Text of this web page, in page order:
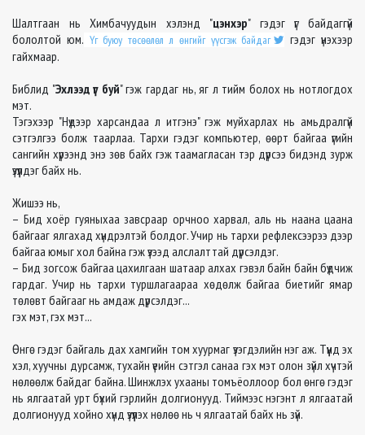
Шалтгаан нь Химбачуудын хэлэнд "цэнхэр" гэдэг үг байдаггүй
бололтой юм. Үг буюу төсөөлөл л өнгийг үүсгэж байдаг
гэдэг үнэхээр
гайхмаар.
Библид "Эхлээд үг буй" гэж гардаг нь, яг л тийм болох нь нотлогдох
мэт.
Тэгэхээр "Нүдээр харсандаа л итгэнэ" гэж муйхарлах нь амьдралгүй
сэтгэлгээ болж таарлаа. Тархи гэдэг компьютер, өөрт байгаа үгийн
сангийн хүрээнд энэ зөв байх гэж таамагласан тэр дүрсээ бидэнд зурж
үзүүлдэг байх нь.
Жишээ нь,
– Бид хоёр гуяныхаа завсраар орчноо харвал, аль нь наана цаана
байгааг ялгахад хүндрэлтэй болдог. Учир нь тархи рефлексээрээ дээр
байгаа юмыг хол байна гэж үзээд алслалттай дүрсэлдэг.
– Бид зогсож байгаа цахилгаан шатаар алхах гэвэл байн байн бүдчиж
гардаг. Учир нь тархи туршлагаараа хөдөлж байгаа биетийг ямар
төлөвт байгааг нь амдаж дүрсэлдэг...
гэх мэт, гэх мэт...
Өнгө гэдэг байгаль дах хамгийн том хуурмаг үзэгдэлийн нэг аж. Түүнд эх
хэл, хуучны дурсамж, тухайн үеийн сэтгэл санаа гэх мэт олон зүйл хүчтэй
нөлөөлж байдаг байна. Шинжлэх ухааны томъёоллоор бол өнгө гэдэг
нь ялгаатай урт бүхий гэрлийн долгионууд. Тиймээс нэгэнт л ялгаатай
долгионууд хойно хүнд үзүүлэх нөлөө нь ч ялгаатай байх нь зүй.